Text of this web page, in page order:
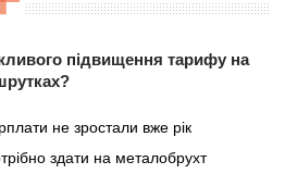
підвищення тарифу на
не зростали вже рік
здати на металобрухт